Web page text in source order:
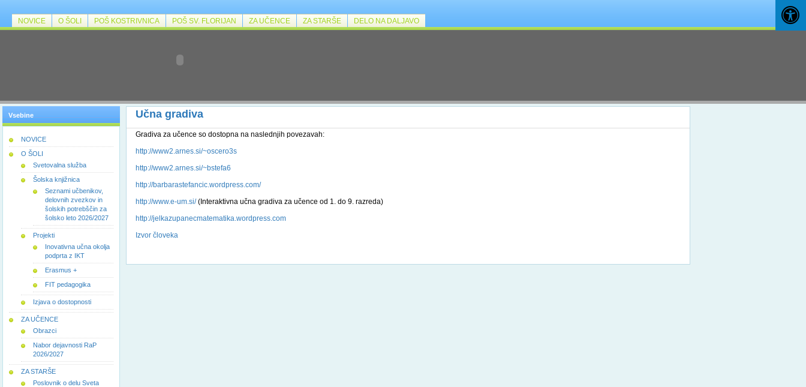
NOVICE O ŠOLI POŠ KOSTRIVNICA POŠ SV. FLORIJAN ZA UČENCE ZA STARŠE DELO NA DALJAVO
Vsebine
NOVICE
O ŠOLI
Svetovalna služba
Šolska knjižnica
Seznami učbenikov,
delovnih zvezkov in
šolskih potrebščin za
šolsko leto 2026/2027
Projekti
Inovativna učna okolja
podprta z IKT
Erasmus +
FIT pedagogika
Izjava o dostopnosti
ZA UČENCE
Obrazci
Nabor dejavnosti RaP
2026/2027
ZA STARŠE
Poslovnik o delu Sveta
Učna gradiva
Gradiva za učence so dostopna na naslednjih povezavah:
http://www2.arnes.si/~oscero3s
http://www2.arnes.si/~bstefa6
http://barbarastefancic.wordpress.com/
http://www.e-um.si/(Interaktivna učna gradiva za učence od 1. do 9. razreda)
http://jelkazupanecmatematika.wordpress.com
Izvor človeka